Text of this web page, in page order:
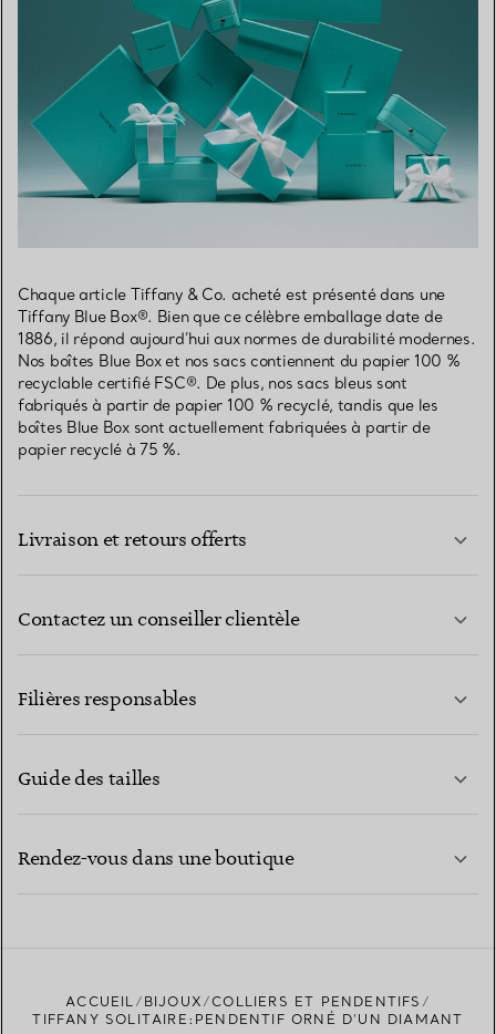
Chaque article Tiffany & Co. acheté est présenté dans une
Tiffany Blue Box®. Bien que ce célèbre emballage date de
1886, il répond aujourd’hui aux normes de durabilité modernes.
Nos boîtes Blue Box et nos sacs contiennent du papier 100 %
recyclable certifié FSC®. De plus, nos sacs bleus sont
fabriqués à partir de papier 100 % recyclé, tandis que les
boîtes Blue Box sont actuellement fabriquées à partir de
papier recyclé à 75 %.
Livraison et retours offerts
Contactez un conseiller clientèle
Filières responsables
Guide des tailles
Rendez-vous dans une boutique
TROUVEZ LA BOUTIQUE LA PLUS PROCHE
ACCUEIL BIJOUX
COLLIERS ET PENDENTIFS
TIFFANY SOLITAIRE:PENDENTIF ORNÉ D’UN DIAMANT